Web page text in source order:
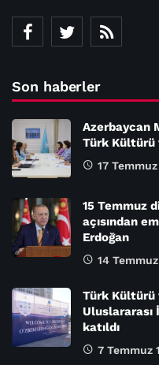
Son haberler
Azerbaycan
Türk Kültürü
17
15 Temmuz
açısından
Erdoğan
14
Türk Kültürü
katıldı
7 Temmuz